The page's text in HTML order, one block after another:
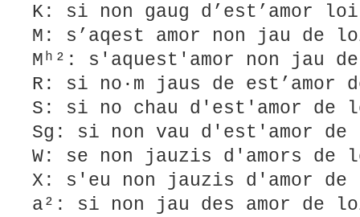
K: si non gaug d’est’amor
M: s’aqest amor non jau de
Mʰ²: s'aquest'amor non jau
R: si no·m jaus de est’amor
S: si no chau d'est'amor de
Sg: si non vau d'est'amor de
W: se non jauzis d'amors de
X: s'eu non jauzis d'amor de
a²: si non jau des amor de